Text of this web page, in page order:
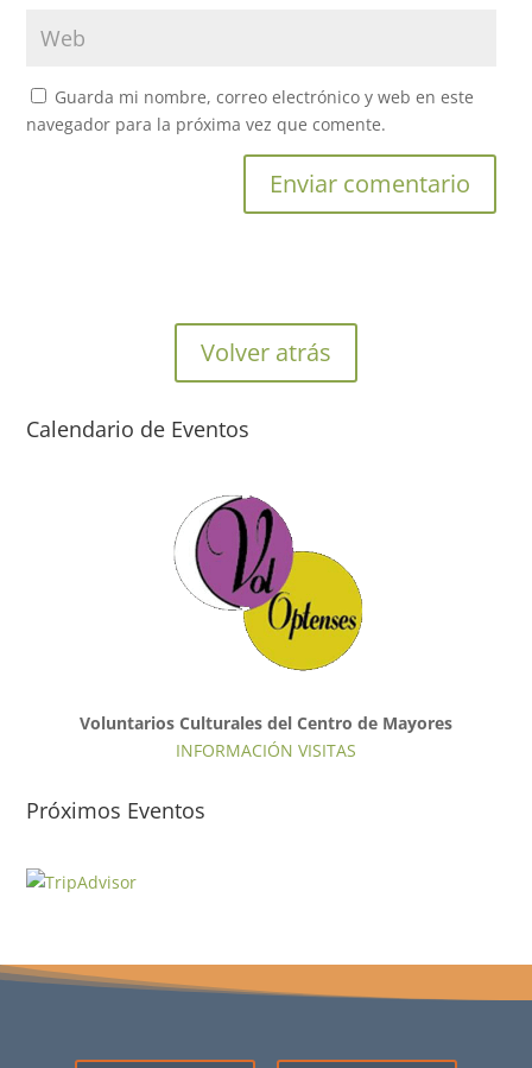
Guarda mi nombre, correo electrónico y web en este
navegador para la próxima vez que comente.
Volver atrás
Calendario de Eventos
Voluntarios Culturales del Centro de Mayores
INFORMACIÓN VISITAS
Próximos Eventos